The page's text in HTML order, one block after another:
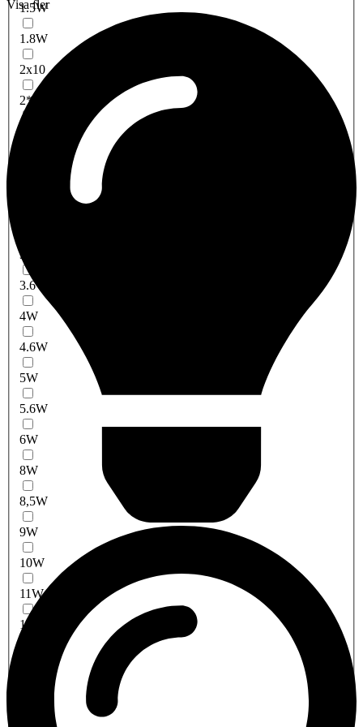
1.5W
1.8W
2x10
2*10W
3X1,5W
3.6W
4W
4.6W
5W
5.6W
6W
8W
8,5W
9W
10W
11W
12W
Visa fler